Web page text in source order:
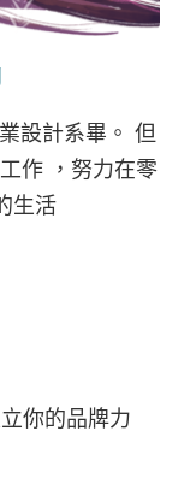
設計系畢。 但
作 ，努力在零
生活
你的品牌力